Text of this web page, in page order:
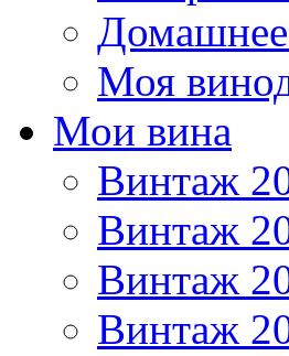
Домашнее
Моя
Мои вина
Винтаж
Винтаж
Винтаж
Винтаж